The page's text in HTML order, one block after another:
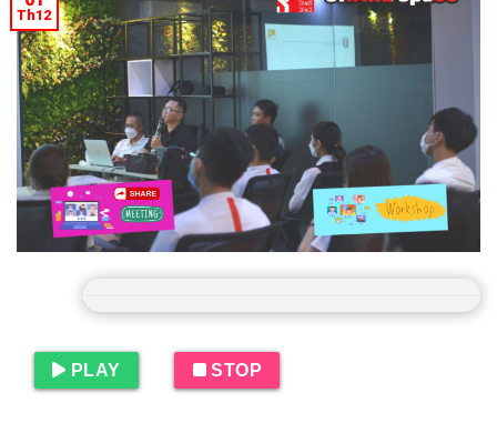
Th12
PLAY STOP